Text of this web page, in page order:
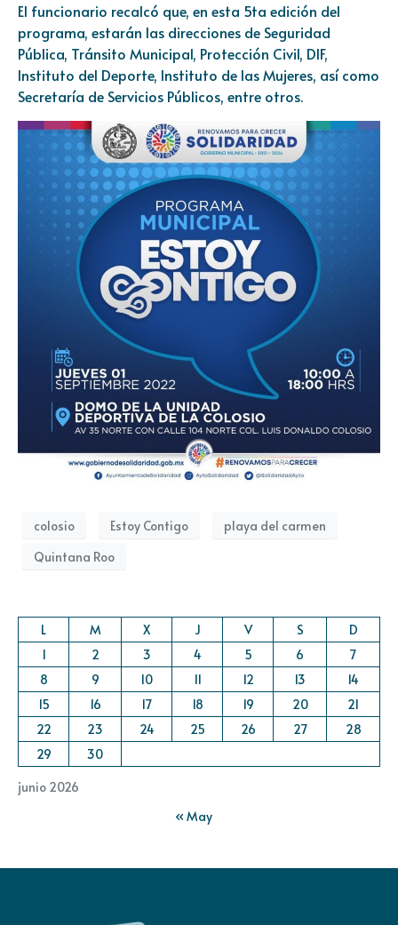
El funcionario recalcó que, en esta 5ta edición del
programa, estarán las direcciones de Seguridad
Pública, Tránsito Municipal, Protección Civil, DIF,
Instituto del Deporte, Instituto de las Mujeres, así como
Secretaría de Servicios Públicos, entre otros.
colosio Estoy Contigo
playa del carmen
Quintana Roo
junio 2026
L M X J V S
D
1
2 3 4 5 6
7
8
9 10 11 12 13
14
15
16 17 18 19 20
21
22
23 24 25 26 27
28
29
30
« May